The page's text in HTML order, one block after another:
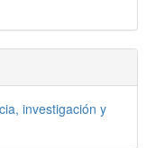
investigación y